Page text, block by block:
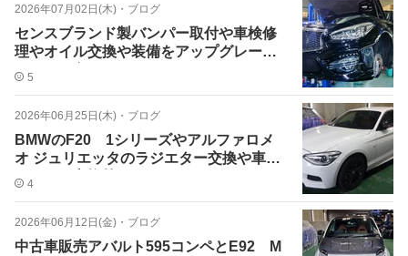
2026年07月02日(木) ・ ブログ
センスブランド製バンパー取付や車検修
理やオイル交換や装備をアップグレード
したりと色々やってますｗ
5
2026年06月25日(木) ・ ブログ
BMWのF20 1シリーズやアルファロメ
オ ジュリエッタのラジエター交換や車検
にタイヤ交換等々！
4
2026年06月12日(金) ・ ブログ
中古車販売アバルト595コンペとE92 M